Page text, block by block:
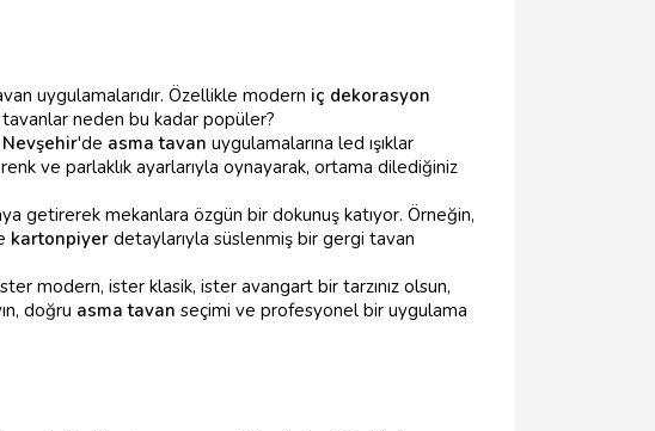
uygulamalarıdır. Özellikle modern iç dekorasyon
tavanlar neden bu kadar popüler?
Nevşehir'de asma tavan uygulamalarına led ışıklar
ve parlaklık ayarlarıyla oynayarak, ortama dilediğiniz
getirerek mekanlara özgün bir dokunuş katıyor. Örneğin,
kartonpiyer detaylarıyla süslenmiş bir gergi tavan
modern, ister klasik, ister avangart bir tarzınız olsun,
doğru asma tavan seçimi ve profesyonel bir uygulama